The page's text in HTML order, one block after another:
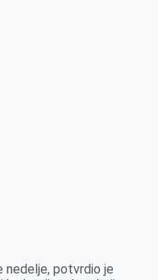
nedelje, potvrdio je